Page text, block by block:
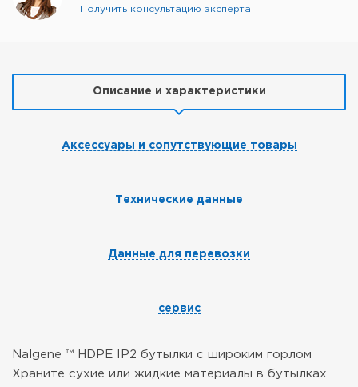
Получить консультацию эксперта
Описание и характеристики
Аксессуары и сопутствующие товары
Технические данные
Данные для перевозки
сервис
Nalgene ™ HDPE IP2 бутылки с широким горлом
Храните сухие или жидкие материалы в бутылках